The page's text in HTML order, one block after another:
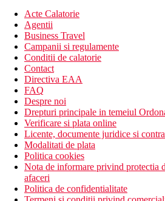
Descrierea hotelului
Hotelul ofera:
Receptie 24/24
Camera de bagaje
Menaj zilnic
Serviciu de curatatorie
Parcare
Terasa
Room service
Restaurant
Bar
Facilitati pentru persoane cu
Lounge
AC
Incalzire
Restaurant
Acte Calatorie
Agentii
Business Travel
Campanii si regulamente
Conditii de calatorie
Contact
Directiva EAA
FAQ
Despre noi
Drepturi principale in temeiul
Verificare si plata online
Licente, documente juridice si
Modalitati de plata
Politica cookies
Nota de informare privind protectia
afaceri
Politica de confidentialitate